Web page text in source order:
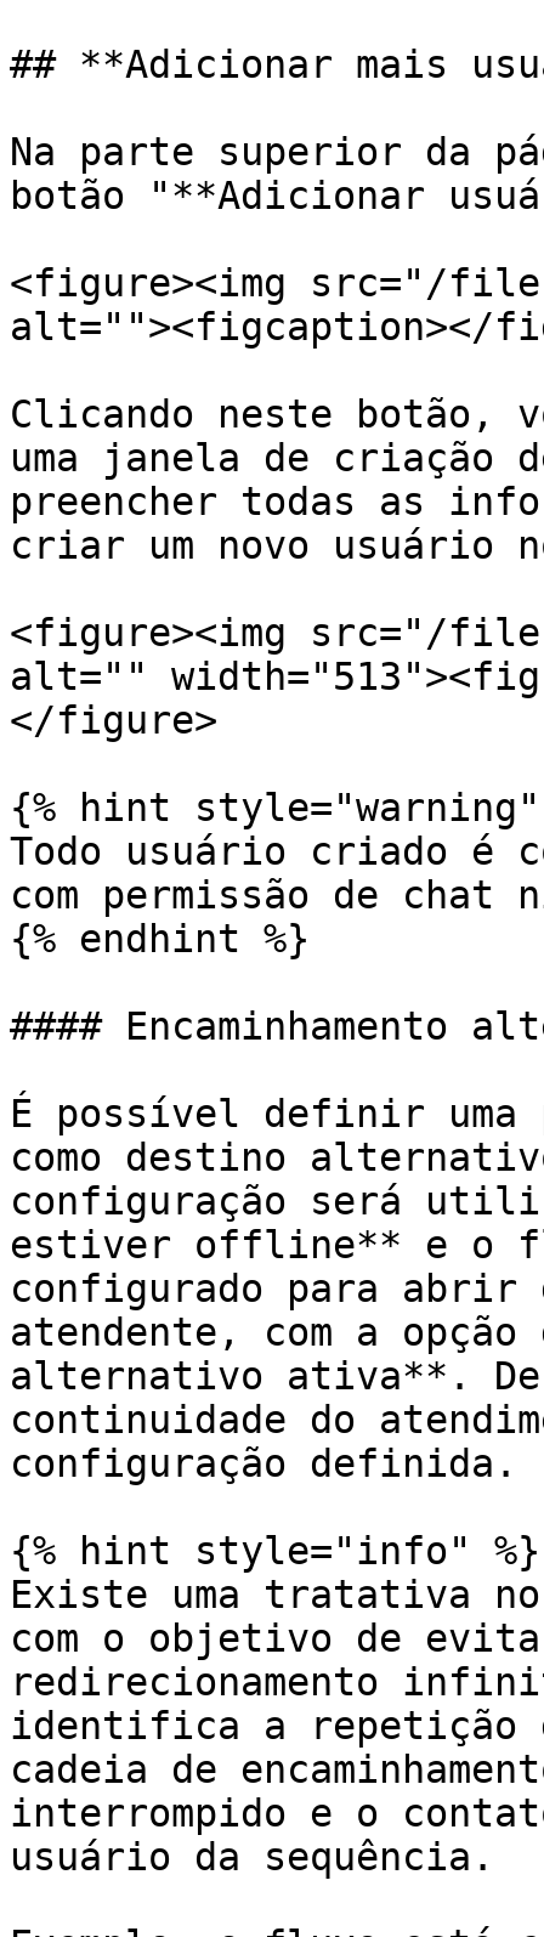
## **Adicionar mais
Na parte superior da
botão "**Adicionar
<figure><img src="/files/
alt=""><figcaption></
Clicando neste botão,
uma janela de criação
preencher todas as
criar um novo usuário
<figure><img src="/files/
alt=""
</figure>
{% hint style="warning"
Todo usuário criado é
com permissão de chat
{% endhint %}
#### Encaminhamento
É possível definir uma
como destino
configuração será
estiver offline** e o
configurado para abrir
atendente, com a opção
alternativo ativa**.
continuidade do
configuração definida.
{% hint style="info" %}
Existe uma tratativa no
com o objetivo de
redirecionamento
identifica a repetição
cadeia de
interrompido e o
usuário da sequência.